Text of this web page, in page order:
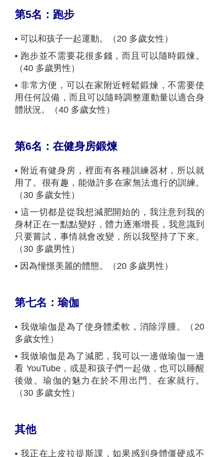
第5名：跑步
• 可以和孩子一起運動。（20 多歲女性）
• 跑步並不需要花很多錢，而且可以隨時鍛煉。
（40 多歲男性）
• 非常方便，可以在家附近輕鬆鍛煉，不需要使
用任何設備，而且可以隨時調整運動量以適合身
體狀況。（40 多歲女性）
第6名：在健身房鍛煉
• 附近有健身房，裡面有各種訓練器材，所以就
用了。很有趣，能做許多在家無法進行的訓練。
（30 多歲女性）
• 這一切都是從我想減肥開始的，我注意到我的
身材正在一點點變好，體力逐漸增長，我意識到
只要嘗試，事情就會改變，所以我堅持了下來。
（30 多歲男性）
• 因為憧憬美麗的體態。（20 多歲男性）
第七名：瑜伽
• 我做瑜伽是為了使身體柔軟，消除浮腫。（20
多歲女性）
• 我做瑜伽是為了減肥，我可以一邊做瑜伽一邊
看 YouTube，或是和孩子們一起做，也可以睡醒
後做。瑜伽的魅力在於不用出門、在家就行。
（30 多歲女性）
其他
• 我正在上皮拉提斯課，如果感到身體僵硬或不